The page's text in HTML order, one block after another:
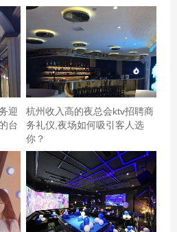
，意味着选择了一份守护他人
，同时也是对自己和家人负责
的求职之路提供有价值的参
迎
台
杭州收入高的夜总会ktv招聘商
务礼仪,夜场如何吸引客人选
你？